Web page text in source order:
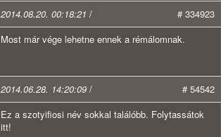
2014.08.20. 00:18:21 /
# 334923
Most már vége lehetne ennek a rémálomnak.
2014.06.28. 14:20:09 /
# 54542
Ez a szotyifiosi név sokkal találóbb. Folytassátok
itt!